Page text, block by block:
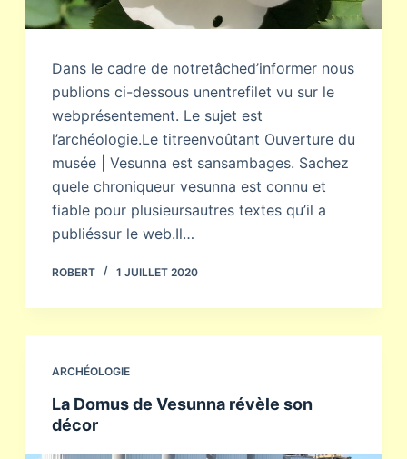
Dans le cadre de notretâched’informer nous
publions ci-dessous unentrefilet vu sur le
webprésentement. Le sujet est
l’archéologie.Le titreenvoûtant Ouverture du
musée | Vesunna est sansambages. Sachez
quele chroniqueur vesunna est connu et
fiable pour plusieursautres textes qu’il a
publiéssur le web.Il…
ROBERT 1 JUILLET 2020
ARCHÉOLOGIE
La Domus de Vesunna révèle son
décor